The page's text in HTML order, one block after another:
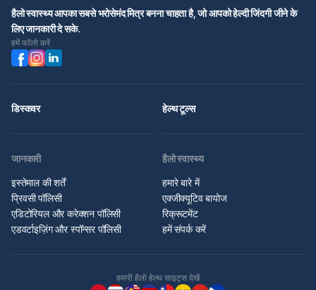
हैलो स्वास्थ्य आपका सबसे भरोसेमंद मित्र बनना चाहता है, जो आपको हेल्दी जिंदगी जीने के
लिए जानकारी दे सके.
हमें फॉलो करें
डिस्कवर हेल्थ टूल्स
जानकारी
इस्तेमाल की शर्तें
प्रिवसी पॉलिसी
एडिटोरियल और करेक्शन पॉलिसी
एडवर्टाइज़िंग और स्पॉन्सर पॉलिसी
हैलो स्वास्थ्य
हमारे बारे में
एक्जीक्यूटिव बायोज
रिक्रूटमेंट
हमें संपर्क करें
हमारी हैलो हेल्थ साइट्स देखें